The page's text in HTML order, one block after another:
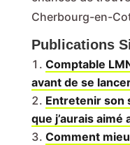
Cherbourg-en-
Publications
Comptable
avant de se
Entretenir son
que j’aurais
Comment